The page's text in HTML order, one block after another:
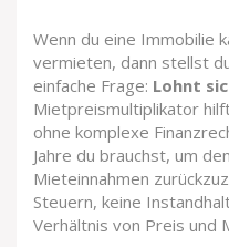
Wenn du eine Immobilie
vermieten, dann stellst
einfache Frage: Lohnt
Mietpreismultiplikator
ohne komplexe
Jahre du brauchst, um
Mieteinnahmen
Steuern, keine
Verhältnis von Preis und